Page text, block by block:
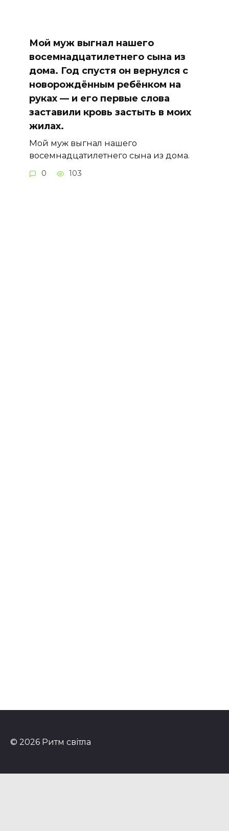
Мой муж выгнал нашего
восемнадцатилетнего сына из
дома. Год спустя он вернулся с
новорождённым ребёнком на
руках — и его первые слова
заставили кровь застыть в моих
жилах.
Мой муж выгнал нашего
восемнадцатилетнего сына из дома.
0 103
© 2026 Ритм світла